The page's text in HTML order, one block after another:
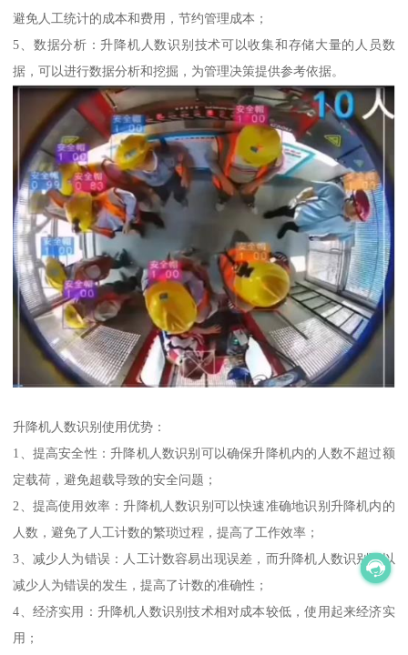
避免人工统计的成本和费用，节约管理成本；
5、数据分析：升降机人数识别技术可以收集和存储大量的人员数
据，可以进行数据分析和挖掘，为管理决策提供参考依据。
升降机人数识别使用优势：
1、提高安全性：升降机人数识别可以确保升降机内的人数不超过额
定载荷，避免超载导致的安全问题；
2、提高使用效率：升降机人数识别可以快速准确地识别升降机内的
人数，避免了人工计数的繁琐过程，提高了工作效率；
3、减少人为错误：人工计数容易出现误差，而升降机人数识别可以
减少人为错误的发生，提高了计数的准确性；
4、经济实用：升降机人数识别技术相对成本较低，使用起来经济实
用；